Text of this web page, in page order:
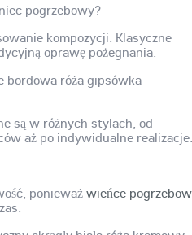
pogrzebowy?
kompozycji. Klasyczne
oprawę pożegnania.
są w różnych stylach, od
aż po indywidualne realizacje.
ponieważ wieńce